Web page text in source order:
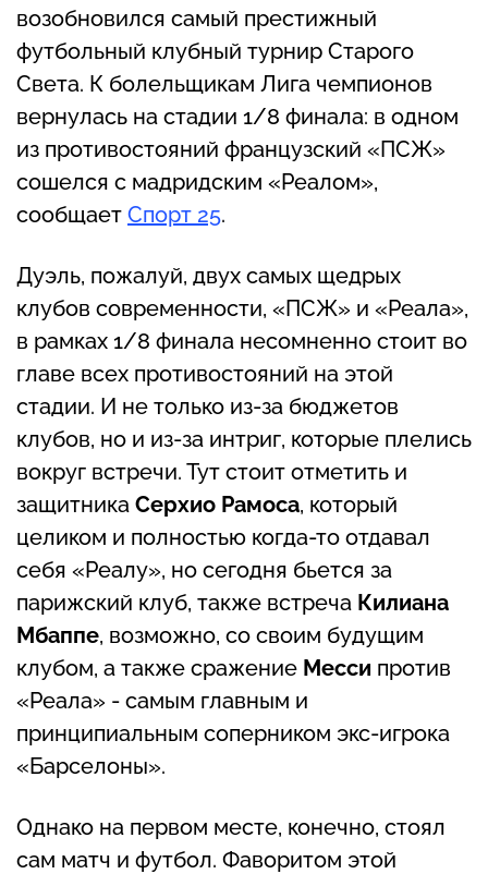
возобновился самый престижный
футбольный клубный турнир Старого
Света. К болельщикам Лига чемпионов
вернулась на стадии 1/8 финала: в одном
из противостояний французский «ПСЖ»
сошелся с мадридским «Реалом»,
сообщает Спорт 25.
Дуэль, пожалуй, двух самых щедрых
клубов современности, «ПСЖ» и «Реала»,
в рамках 1/8 финала несомненно стоит во
главе всех противостояний на этой
стадии. И не только из-за бюджетов
клубов, но и из-за интриг, которые плелись
вокруг встречи. Тут стоит отметить и
защитника Серхио Рамоса, который
целиком и полностью когда-то отдавал
себя «Реалу», но сегодня бьется за
парижский клуб, также встреча Килиана
Мбаппе, возможно, со своим будущим
клубом, а также сражение Месси против
«Реала» - самым главным и
принципиальным соперником экс-игрока
«Барселоны».
Однако на первом месте, конечно, стоял
сам матч и футбол. Фаворитом этой